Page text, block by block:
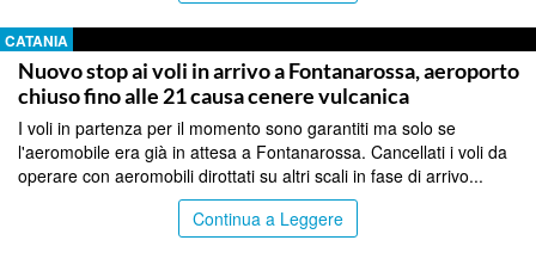
CATANIA
Nuovo stop ai voli in arrivo a Fontanarossa, aeroporto
chiuso fino alle 21 causa cenere vulcanica
I voli in partenza per il momento sono garantiti ma solo se
l'aeromobile era già in attesa a Fontanarossa. Cancellati i voli da
operare con aeromobili dirottati su altri scali in fase di arrivo...
Continua a Leggere